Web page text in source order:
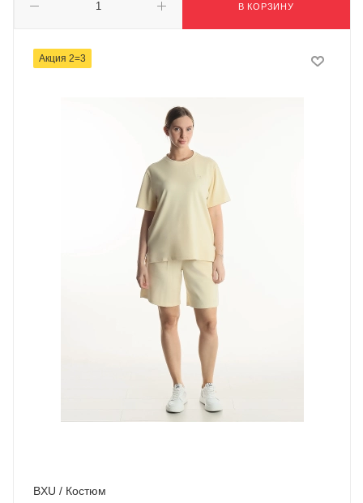
В КОРЗИНУ
Акция 2=3
BXU / Костюм